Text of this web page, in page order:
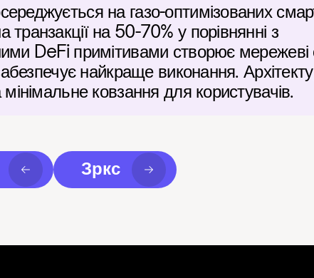
на газо-оптимізованих
на 50-70% у порівнянні з
DeFi примітивами створює
найкраще виконання.
ковзання для користувачів.
Зркс